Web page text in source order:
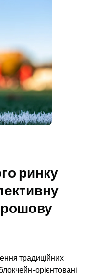
ринку
традиційних
орієнтовані